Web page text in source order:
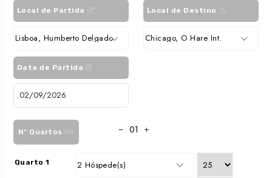
Local de Partida
Lisboa, Humberto Delgado
Local de Destino
Chicago, O Hare Int.
Data de Partida
Nº Quartos
Quarto 1 2 Hóspede(s)